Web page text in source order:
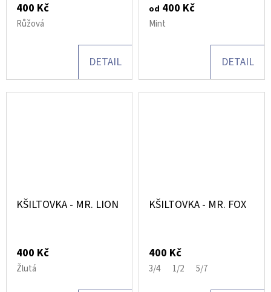
400 Kč
Růžová
DETAIL
od 400 Kč
Mint
DETAIL
KŠILTOVKA - MR. LION
400 Kč
Žlutá
KŠILTOVKA - MR. FOX
400 Kč
3/4 1/2 5/7